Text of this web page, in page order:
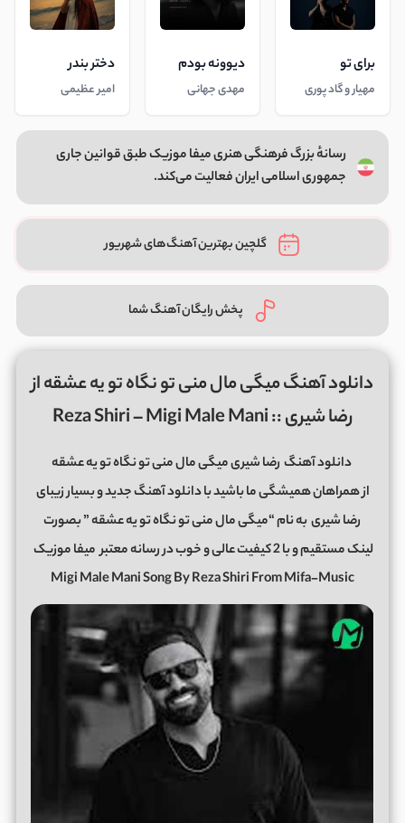
برای تو
مهیار و گاد پوری
دیوونه بودم
مهدی جهانی
دختر بندر
امیر عظیمی
رسانهٔ بزرگ فرهنگی هنری میفا موزیک طبق قوانین جاری
جمهوری اسلامی ایران فعالیت می‌کند.
گلچین بهترین آهنگ‌های شهریور
پخش رایگان آهنگ شما
دانلود آهنگ میگی مال منی تو نگاه تو یه عشقه از
رضا شیری :: Reza Shiri – Migi Male Mani
دانلود آهنگ رضا شیری میگی مال منی تو نگاه تو یه عشقه
از همراهان همیشگی ما باشید با دانلود آهنگ جدید و بسیار زیبای
رضا شیریبه نام “میگی مال منی تو نگاه تو یه عشقه ” بصورت
لینک مستقیم و با 2 کیفیت عالی و خوب در رسانه معتبر
میفا موزیک
Migi Male Mani Song By Reza Shiri From Mifa-Music